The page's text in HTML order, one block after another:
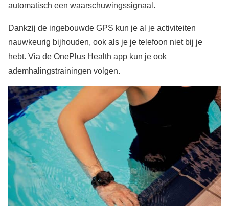
automatisch een waarschuwingssignaal.
Dankzij de ingebouwde GPS kun je al je activiteiten
nauwkeurig bijhouden, ook als je je telefoon niet bij je
hebt. Via de OnePlus Health app kun je ook
ademhalingstrainingen volgen.